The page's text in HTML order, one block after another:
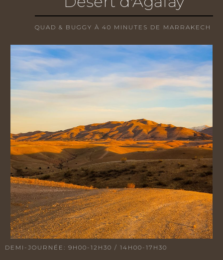
QUAD & BUGGY À 40 MINUTES DE MARRAKECH
DEMI-JOURNÉE: 9H00-12H30 / 14H00-17H30